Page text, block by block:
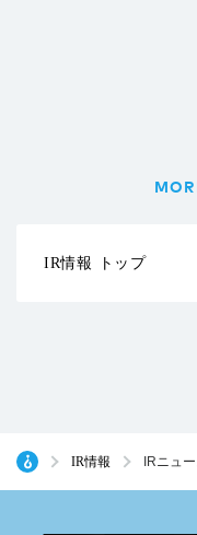
IR情報 トップ
IR情報 IRニュ